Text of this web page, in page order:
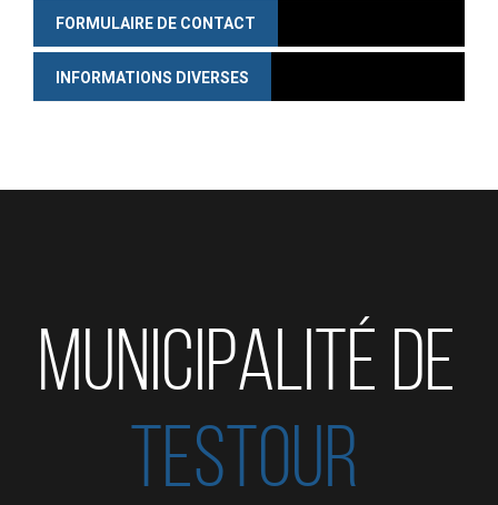
FORMULAIRE DE CONTACT
INFORMATIONS DIVERSES
MUNICIPALITÉ DE
TESTOUR